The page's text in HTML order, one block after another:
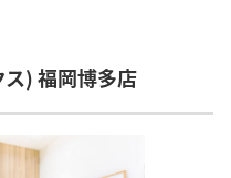
) 福岡博多店